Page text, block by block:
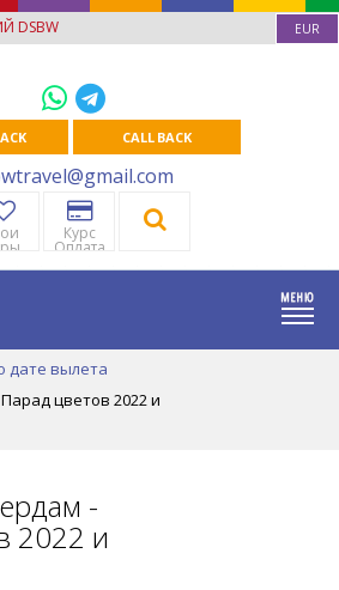
DSBW EUR
CALL BACK
Курс
Оплата
дате вылета
цветов 2022 и
-
2022 и